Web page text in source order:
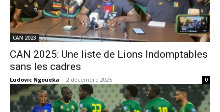
CAN 2023
CAN 2025: Une liste de Lions Indomptables
sans les cadres
Ludovic Ngoueka - 2 décembre 2025 0